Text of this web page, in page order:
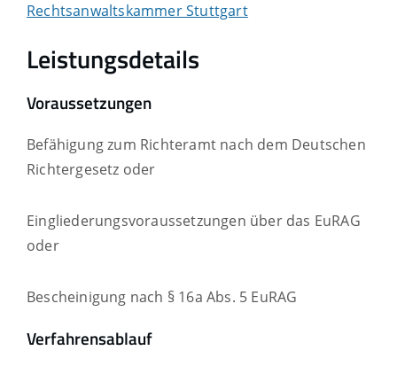
Rechtsanwaltskammer Stuttgart
Leistungsdetails
Voraussetzungen
Befähigung zum Richteramt nach dem Deutschen
Richtergesetz oder
Eingliederungsvoraussetzungen über das EuRAG
oder
Bescheinigung nach § 16a Abs. 5 EuRAG
Verfahrensablauf